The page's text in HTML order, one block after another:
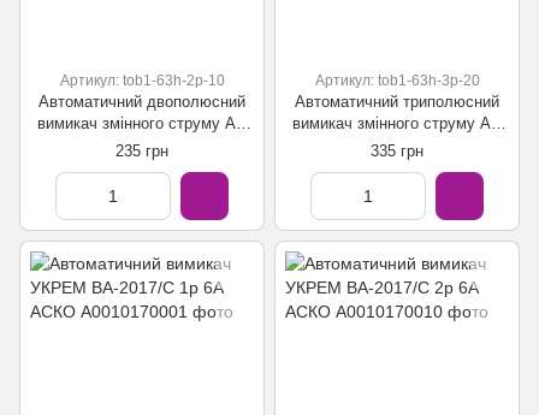
Артикул: tob1-63h-2p-10
Автоматичний двополюсний
вимикач змінного струму AC
230V/400V TOMZN TOB1-63H
235 грн
Артикул: tob1-63h-3p-20
Автоматичний триполюсний
вимикач змінного струму AC
230V/400V TOMZN TOB1-63H
335 грн